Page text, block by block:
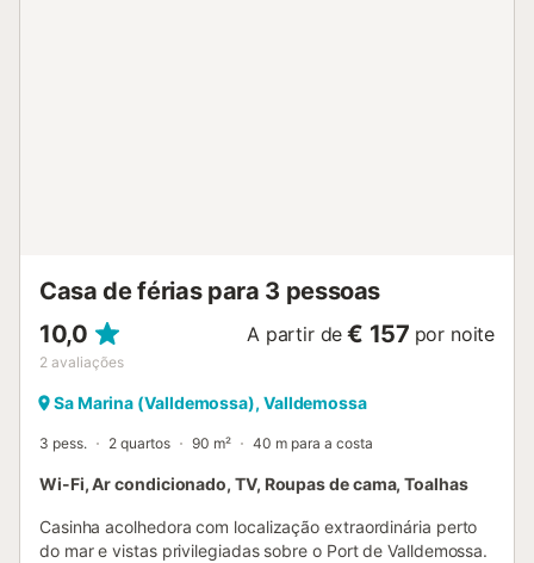
Casa de férias para 3 pessoas
10,0
2 avaliações
A partir de € 157 por noite
Sa Marina (Valldemossa), Valldemossa
3 pess. 2 quartos 90 m² 40 m para a costa
Wi-Fi, Ar condicionado, TV, Roupas de cama, Toalhas
Casinha acolhedora com localização extraordinária perto
do mar e vistas privilegiadas sobre o Port de Valldemossa.